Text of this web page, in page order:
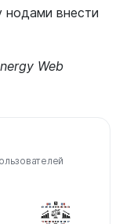
внести
Web